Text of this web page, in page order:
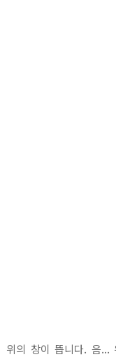
위의 창이 뜹니다. 음...